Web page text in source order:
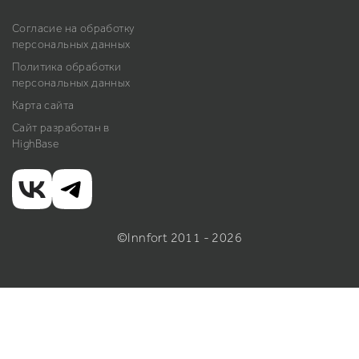
Согласие на обработку
персональных данных
Политика обработки
персональных данных
Карта сайта
Сайт разработан в
HighBase
©Innfort 2011 - 2026